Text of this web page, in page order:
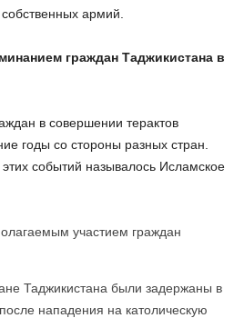
армий.
граждан Таджикистана в
в совершении терактов
годы со стороны разных стран.
событий называлось Исламское
участием граждан
Таджикистана были задержаны в
нападения на католическую